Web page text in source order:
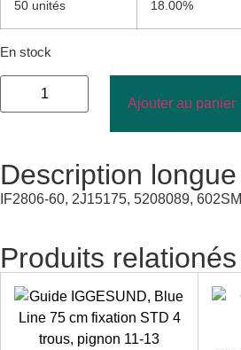
50 unités 18.00%
En stock
Ajouter au panier
Description longue
IF2806-60, 2J15175, 5208089,
Produits relationés